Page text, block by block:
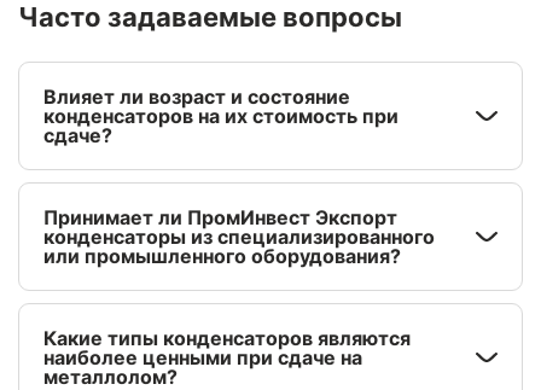
Часто задаваемые вопросы
Влияет ли возраст и состояние
конденсаторов на их стоимость при
сдаче?
Принимает ли ПромИнвест Экспорт
конденсаторы из специализированного
или промышленного оборудования?
Какие типы конденсаторов являются
наиболее ценными при сдаче на
металлолом?